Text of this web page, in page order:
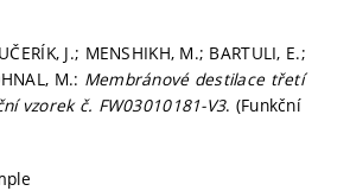
J.; MENSHIKH, M.; BARTULI, E.;
M.: Membránové destilace třetí
vzorek č. FW03010181-V3. (Funkční